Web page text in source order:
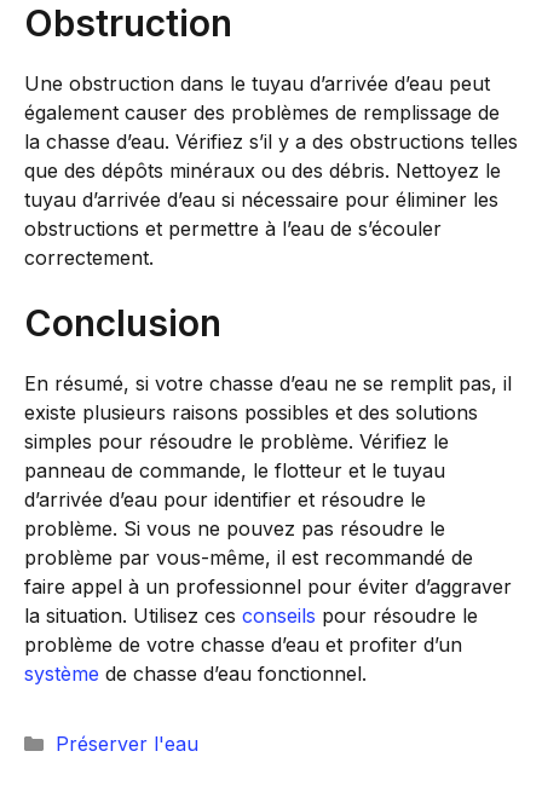
Obstruction
Une obstruction dans le tuyau d’arrivée d’eau peut
également causer des problèmes de remplissage de
la chasse d’eau. Vérifiez s’il y a des obstructions telles
que des dépôts minéraux ou des débris. Nettoyez le
tuyau d’arrivée d’eau si nécessaire pour éliminer les
obstructions et permettre à l’eau de s’écouler
correctement.
Conclusion
En résumé, si votre chasse d’eau ne se remplit pas, il
existe plusieurs raisons possibles et des solutions
simples pour résoudre le problème. Vérifiez le
panneau de commande, le flotteur et le tuyau
d’arrivée d’eau pour identifier et résoudre le
problème. Si vous ne pouvez pas résoudre le
problème par vous-même, il est recommandé de
faire appel à un professionnel pour éviter d’aggraver
la situation. Utilisez ces conseils pour résoudre le
problème de votre chasse d’eau et profiter d’un
système de chasse d’eau fonctionnel.
Catégories
Préserver l'eau